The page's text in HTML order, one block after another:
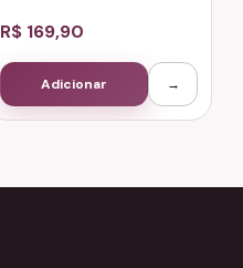
R$ 169,90
Adicionar →